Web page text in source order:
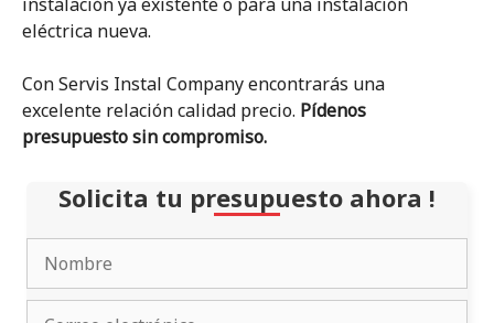
eléctrica nueva.
Con Servis Instal Company encontrarás una
excelente relación calidad precio. Pídenos
presupuesto sin compromiso.
Solicita tu presupuesto ahora !